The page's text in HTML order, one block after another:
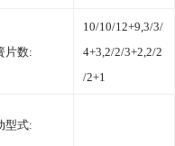
片数:
10/10/12+9,3/3/
4+3,2/2/3+2,2/2
/2+1
型式: